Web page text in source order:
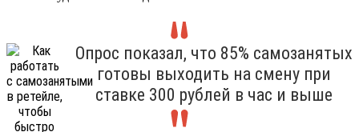
Опрос показал, что 85% самозанятых
готовы выходить на смену при
ставке 300 рублей в час и выше